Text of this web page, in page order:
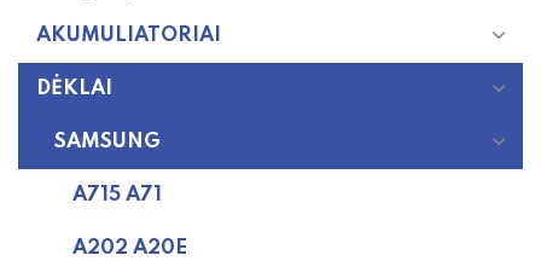
AKUMULIATORIAI
DĖKLAI
SAMSUNG
A715 A71
A202 A20E